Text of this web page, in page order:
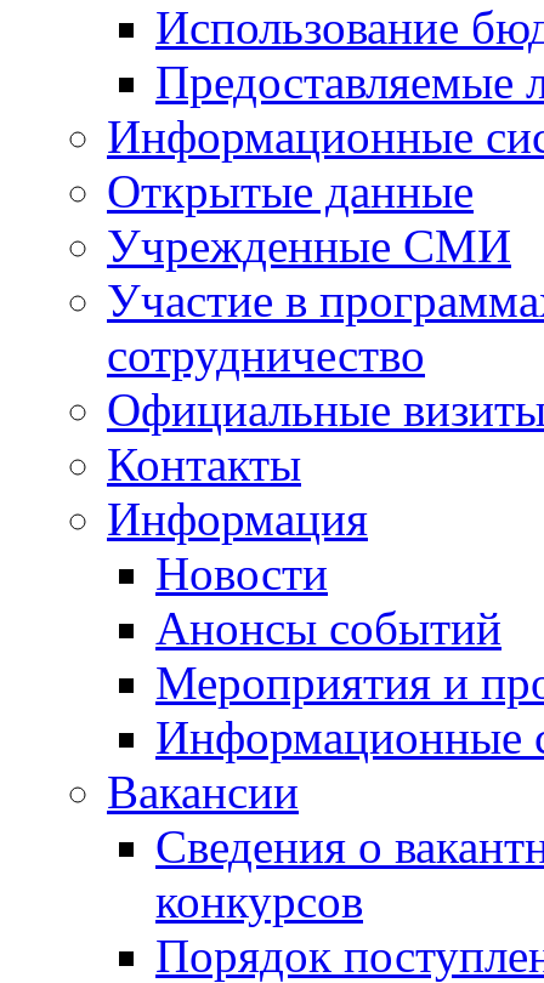
Использование
Предоставляемые
Информационные
Открытые данные
Учрежденные СМИ
Участие в
сотрудничество
Официальные
Контакты
Информация
Новости
Анонсы событий
Мероприятия и
Информационные
Вакансии
Сведения о
конкурсов
Порядок